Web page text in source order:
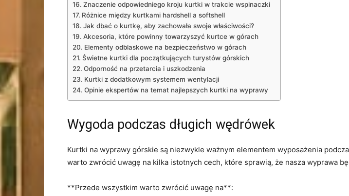
Znaczenie odpowiedniego kroju kurtki w trakcie wspinaczki
Różnice między kurtkami hardshell a softshell
Jak dbać ⁢o kurtkę, aby ⁤zachowała swoje​ właściwości?
Akcesoria, które powinny towarzyszyć⁤ kurtce w górach
Elementy odblaskowe na bezpieczeństwo w górach
Świetne kurtki dla początkujących turystów górskich
Odporność na przetarcia ‌i uszkodzenia
Kurtki z dodatkowym systemem wentylacji
Opinie ekspertów na temat najlepszych kurtki ⁤na wyprawy
Wygoda podczas długich wędrówek
Kurtki na wyprawy górskie są niezwykle ważnym elementem wyposażenia‌
warto zwrócić uwagę na kilka istotnych cech, które sprawią, że ⁣nasza wyprawa
**Przede wszystkim warto zwrócić uwagę na**: ‍